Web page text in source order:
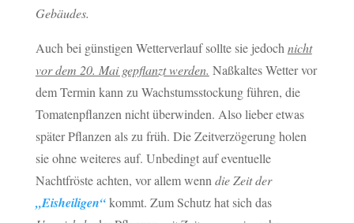
Gebäudes.
Auch bei günstigen Wetterverlauf sollte sie jedoch nicht
vor dem 20. Mai gepflanzt werden. Naßkaltes Wetter vor
dem Termin kann zu Wachstumsstockung führen, die
Tomatenpflanzen nicht überwinden. Also lieber etwas
später Pflanzen als zu früh. Die Zeitverzögerung holen
sie ohne weiteres auf. Unbedingt auf eventuelle
Nachtfröste achten, vor allem wenn die Zeit der
„Eisheiligen“kommt. Zum Schutz hat sich das